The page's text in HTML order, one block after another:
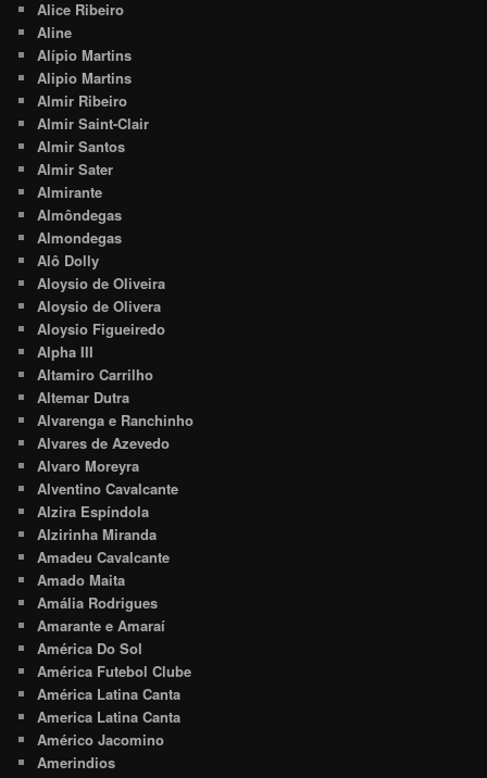
Alice Ribeiro
Aline
Alípio Martins
Alipio Martins
Almir Ribeiro
Almir Saint-Clair
Almir Santos
Almir Sater
Almirante
Almôndegas
Almondegas
Alô Dolly
Aloysio de Oliveira
Aloysio de Olivera
Aloysio Figueiredo
Alpha III
Altamiro Carrilho
Altemar Dutra
Alvarenga e Ranchinho
Alvares de Azevedo
Alvaro Moreyra
Alventino Cavalcante
Alzira Espíndola
Alzirinha Miranda
Amadeu Cavalcante
Amado Maita
Amália Rodrigues
Amarante e Amaraí
América Do Sol
América Futebol Clube
América Latina Canta
America Latina Canta
Américo Jacomino
Amerindios